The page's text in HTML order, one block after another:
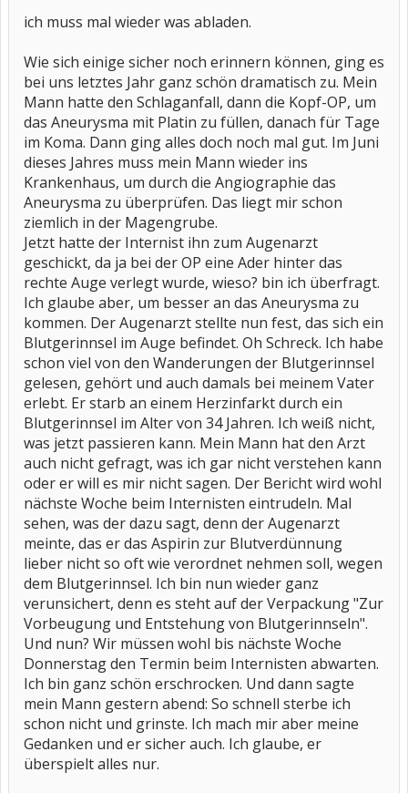
ich muss mal wieder was abladen.
Wie sich einige sicher noch erinnern können, ging es
bei uns letztes Jahr ganz schön dramatisch zu. Mein
Mann hatte den Schlaganfall, dann die Kopf-OP, um
das Aneurysma mit Platin zu füllen, danach für Tage
im Koma. Dann ging alles doch noch mal gut. Im Juni
dieses Jahres muss mein Mann wieder ins
Krankenhaus, um durch die Angiographie das
Aneurysma zu überprüfen. Das liegt mir schon
ziemlich in der Magengrube.
Jetzt hatte der Internist ihn zum Augenarzt
geschickt, da ja bei der OP eine Ader hinter das
rechte Auge verlegt wurde, wieso? bin ich überfragt.
Ich glaube aber, um besser an das Aneurysma zu
kommen. Der Augenarzt stellte nun fest, das sich ein
Blutgerinnsel im Auge befindet. Oh Schreck. Ich habe
schon viel von den Wanderungen der Blutgerinnsel
gelesen, gehört und auch damals bei meinem Vater
erlebt. Er starb an einem Herzinfarkt durch ein
Blutgerinnsel im Alter von 34 Jahren. Ich weiß nicht,
was jetzt passieren kann. Mein Mann hat den Arzt
auch nicht gefragt, was ich gar nicht verstehen kann
oder er will es mir nicht sagen. Der Bericht wird wohl
nächste Woche beim Internisten eintrudeln. Mal
sehen, was der dazu sagt, denn der Augenarzt
meinte, das er das Aspirin zur Blutverdünnung
lieber nicht so oft wie verordnet nehmen soll, wegen
dem Blutgerinnsel. Ich bin nun wieder ganz
verunsichert, denn es steht auf der Verpackung "Zur
Vorbeugung und Entstehung von Blutgerinnseln".
Und nun? Wir müssen wohl bis nächste Woche
Donnerstag den Termin beim Internisten abwarten.
Ich bin ganz schön erschrocken. Und dann sagte
mein Mann gestern abend: So schnell sterbe ich
schon nicht und grinste. Ich mach mir aber meine
Gedanken und er sicher auch. Ich glaube, er
überspielt alles nur.